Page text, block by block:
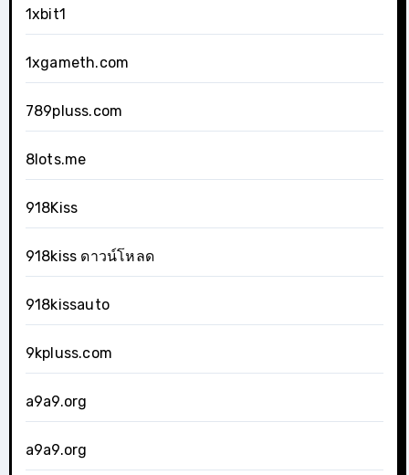
1xbit1
1xgameth.com
789pluss.com
8lots.me
918Kiss
918kiss ดาวน์โหลด
918kissauto
9kpluss.com
a9a9.org
a9a9.org